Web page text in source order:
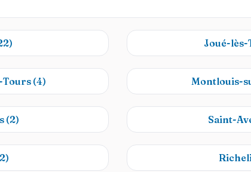
Joué-
Tours(4) Montlouis-
(2) Saint-